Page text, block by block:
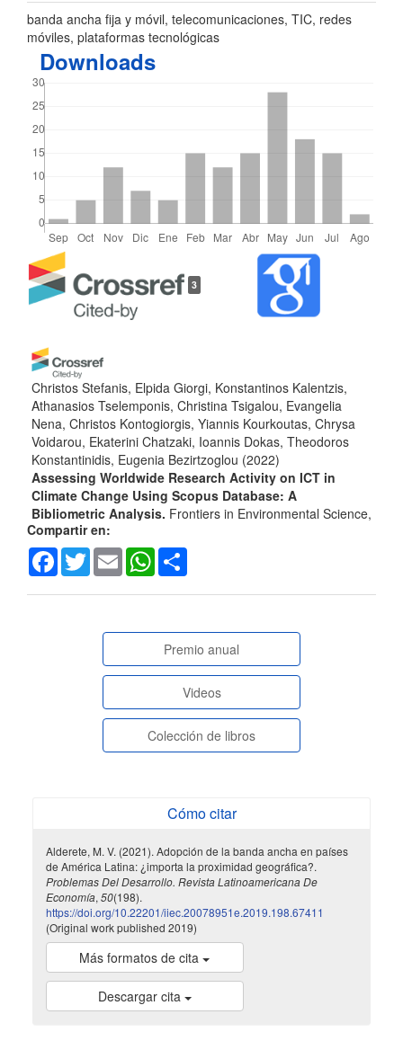
banda ancha fija y móvil, telecomunicaciones, TIC, redes
móviles, plataformas tecnológicas
Downloads
Detalles
del
artículo
3
Christos Stefanis, Elpida Giorgi, Konstantinos Kalentzis,
Athanasios Tselemponis, Christina Tsigalou, Evangelia
Nena, Christos Kontogiorgis, Yiannis Kourkoutas, Chrysa
Voidarou, Ekaterini Chatzaki, Ioannis Dokas, Theodoros
Konstantinidis, Eugenia Bezirtzoglou (2022)
Assessing Worldwide Research Activity on ICT in
Climate Change Using Scopus Database: A
Bibliometric Analysis. Frontiers in Environmental Science,
10.
10.3389/fenvs.2022.868197
Vasconcelos, Belen García (2022)
Global Perspectives on Educational Innovations for
Emergency Situations. Educational Communications and
Technology: Issues and Innovations, 89.
10.1007/978-3-030-99634-5_9
Technology Research and Development, 69(4), 2267.
Compartir en:
Facebook
TwitterEmail WhatsApp
paginasespeciales
Premio anual
Videos
Colección de libros
Cómo citar
Alderete, M. V. (2021). Adopción de la banda ancha en países
de América Latina: ¿importa la proximidad geográfica?.
Problemas Del Desarrollo. Revista Latinoamericana De
Economía, 50(198).
https://doi.org/10.22201/iiec.20078951e.2019.198.67411
(Original work published 2019)
Más formatos de cita
Descargar cita